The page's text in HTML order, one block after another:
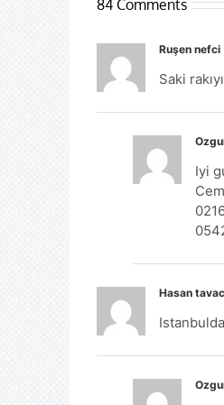
84 Comments
Ruşen nefci
Saki
Iyi
Hasan